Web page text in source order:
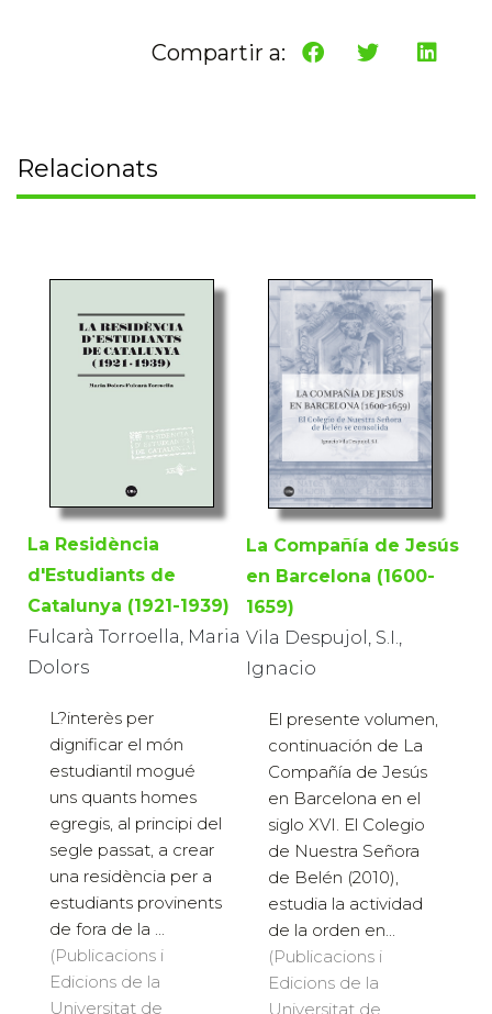
Compartir a:
Relacionats
La Residència
d'Estudiants de
Catalunya (1921-1939)
Fulcarà Torroella, Maria
Dolors
L?interès per
dignificar el món
estudiantil mogué
uns quants homes
egregis, al principi del
segle passat, a crear
una residència per a
estudiants provinents
de fora de la ...
(Publicacions i
Edicions de la
Universitat de
La Compañía de Jesús
en Barcelona (1600-
1659)
Vila Despujol, S.I.,
Ignacio
El presente volumen,
continuación de La
Compañía de Jesús
en Barcelona en el
siglo XVI. El Colegio
de Nuestra Señora
de Belén (2010),
estudia la actividad
de la orden en...
(Publicacions i
Edicions de la
Universitat de